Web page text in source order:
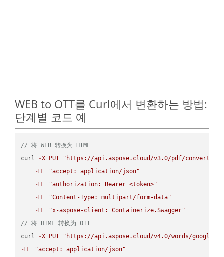
WEB to OTT를 Curl에서 변환하는 방법:
단계별 코드 예
// 将 WEB 转换为 HTML
curl
-X PUT
"https://api.aspose.cloud/v3.0/pdf/convert/
- H
"accept: application/json"
- H
"authorization: Bearer <token>"
- H
"Content-Type: multipart/form-data"
- H
"x-aspose-client: Containerize.Swagger"
// 将 HTML 转换为 OTT
curl
-X PUT
"https://api.aspose.cloud/v4.0/words/
- H
"accept: application/json"